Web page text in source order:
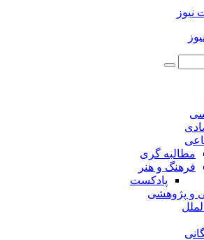
مطالبه گری
فرهنگ و هنر
پادکست
و پژوهشی